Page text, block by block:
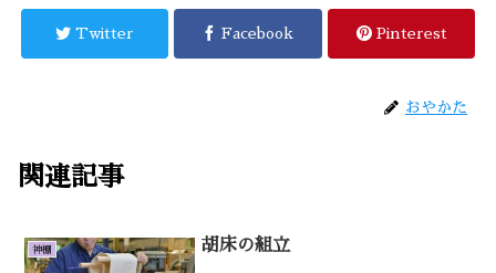
Twitter Facebook Pinterest
おやかた
関連記事
神棚 胡床の組立